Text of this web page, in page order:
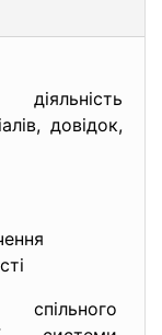
довідок,